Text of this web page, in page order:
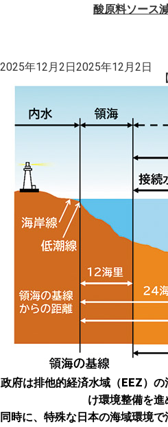
酸原料ソース
投
2025年12月2日2025年12月2日
政府は排他的経済水域（EEZ）
け環境整備を進
同時に、特殊な日本の海域環境